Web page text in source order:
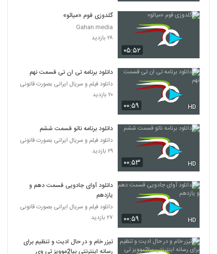
۰۵:۵۲
گلدوزی قوم «میائو»
Gahan media
۲۸ بازدید
۰۰:۵۹ HD
دانلود برنامه تی ان تی قسمت نهم
دانلود فیلم و سریال ایرانی بصورت قانونی
۲۰ بازدید
۰۰:۵۳ HD
دانلود برنامه ناتو قسمت ششم
دانلود فیلم و سریال ایرانی بصورت قانونی
۲۹ بازدید
۰۰:۵۹ HD
دانلود آوای جادویی قسمت دهم و
یازدهم
دانلود فیلم و سریال ایرانی بصورت قانونی
۲۷ بازدید
تیزر خام و در حال ادیت و تنظیم برای
رسانه اینترنتی بیا2موویز تی وی